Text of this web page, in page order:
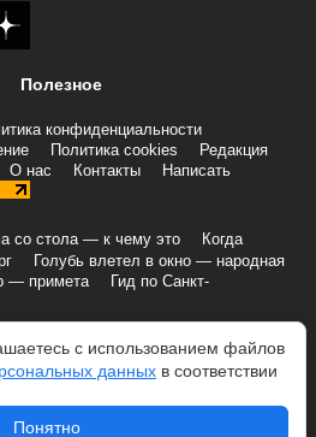
Полезное
конфиденциальности
Политика cookies
Редакция
О нас Контакты
Написать
со стола — к чему это
Когда
Голубь влетел в окно — народная
— примета
Гид по Санкт-
принадлежат «Городовой»
данных: ООО «Трафик»,
необходимо соблюдать
с использованием файлов
данных в соответствии
Понятно